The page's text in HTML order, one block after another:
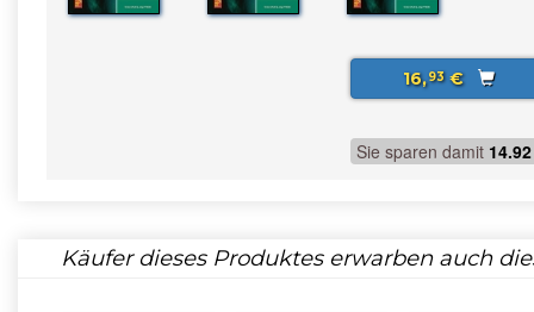
16,93€
Sie sparen damit 14.92
Käufer dieses Produktes erwarben auch